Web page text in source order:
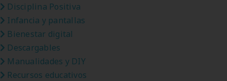
Disciplina Positiva
Infancia y pantallas
Bienestar digital
Descargables
Manualidades y DIY
Recursos educativos